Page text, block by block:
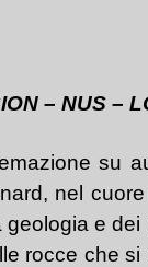
– NUS –
su
nel
e
rocce che